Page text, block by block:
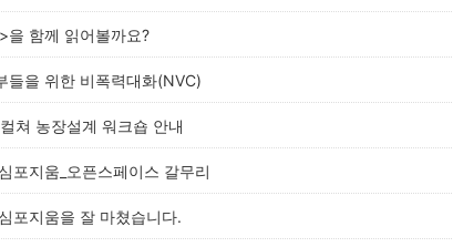
을 함께 읽어볼까요?
들을 위한 비폭력대화(NVC)
쳐 농장설계 워크숍 안내
포지움_오픈스페이스 갈무리
포지움을 잘 마쳤습니다.